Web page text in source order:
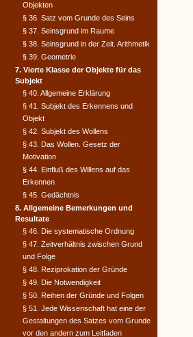
Objekten
§ 36. Satz vom Grunde des Seins
§ 37. Seinsgrund im Raume
§ 38. Seinsgrund in der Zeit. Arithmetik
§ 39. Geometrie
7. Vierte Klasse der Objekte für das
Subjekt
§ 40. Allgemeine Erklärung
§ 41. Subjekt des Erkennens und
Objekt
§ 42. Subjekt des Wollens
§ 43. Das Wollen. Gesetz der
Motivation
§ 44. Einfluß des Willens auf das
Erkennen
§ 45. Gedächtnis
8. Allgemeine Bemerkungen und
Resultate
§ 46. Die systematische Ordnung
§ 47. Zeitverhältnis zwischen Grund
und Folge
§ 48. Reziprokation der Gründe
§ 49. Die Notwendigkeit
§ 50. Reihen der Gründe und Folgen
§ 51. Jede Wissenschaft hat eine der
Gestaltungen des Satzes vom Grunde
vor den andern zum Leitfaden